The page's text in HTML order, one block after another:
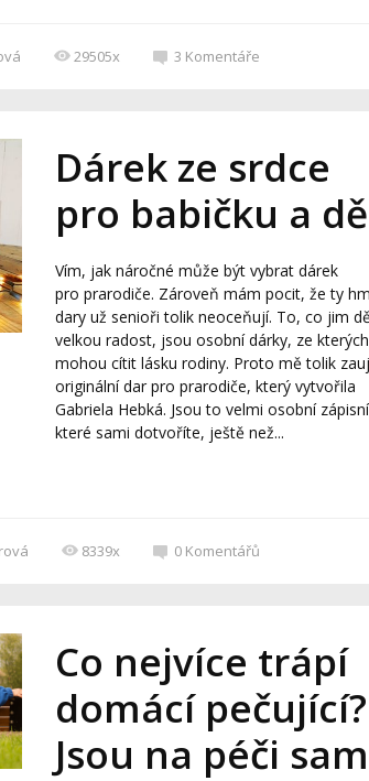
29505x 3 Komentáře
Dárek ze srdce
pro babičku a
Vím, jak náročné může být vybrat dárek
pro prarodiče. Zároveň mám pocit, že ty
dary už senioři tolik neoceňují. To, co jim
velkou radost, jsou osobní dárky, ze kterých
mohou cítit lásku rodiny. Proto mě tolik
originální dar pro prarodiče, který vytvořila
Gabriela Hebká. Jsou to velmi osobní
které sami dotvoříte, ještě než...
8339x 0 Komentářů
Co nejvíce trápí
domácí pečující?
Jsou na péči